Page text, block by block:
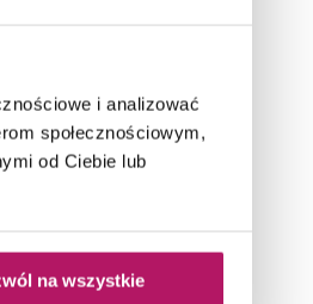
i analizować
społecznościowym,
od Ciebie lub
na wszystkie